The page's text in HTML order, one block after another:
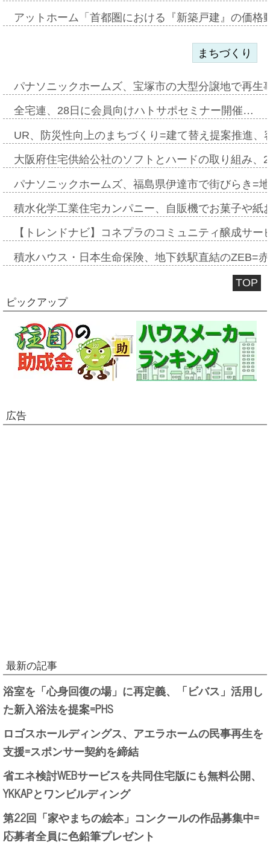
アットホーム「首都圏における『新築戸建』の価
まちづくり
パナソニックホームズ、宝塚市の大型分譲地で再
全宅連、28日に会員向けハトサポセミナー開催…
UR、防災性向上のまちづくり=建て替え提案推進
大阪府住宅供給公社のソフトとハードの取り組み
パナソニックホームズ、福島県伊達市で街びらき=
積水化学工業住宅カンパニー、自販機でお菓子や
【トレンドナビ】コネプラのコミュニティ醸成サ
積水ハウス・日本生命保険、地下鉄駅直結のZEB=
TOP
ピックアップ
広告
最新の記事
浴室を「心身回復の場」に再定義、「ビバス」活用し
た新入浴法を提案=PHS
ロゴスホールディングス、アエラホームの民事再生を
支援=スポンサー契約を締結
省エネ検討WEBサービスを共同住宅版にも無料公開、
YKKAPとワンビルディング
第22回「家やまちの絵本」コンクールの作品募集中=
応募者全員に色鉛筆プレゼント